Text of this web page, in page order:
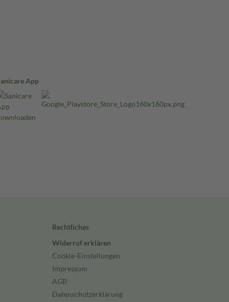
App
Rechtliches
Widerruf erklären
Cookie-Einstellungen
Impressum
AGB
Datenschutzerklärung